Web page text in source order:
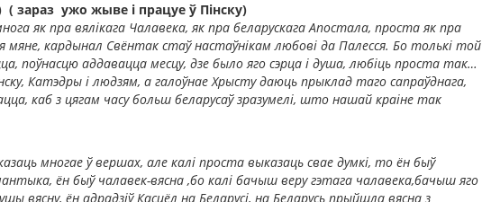
( зараз ужо жыве і працуе ў Пінску)
як пра вялікага Чалавека, як пра беларускага Апостала, проста як пра
мяне, кардынал Свёнтак стаў настаўнікам любові да Палесся. Бо толькі той
поўнасцю аддавацца месцу, дзе было яго сэрца і душа, любіць проста так…
Катэдры і людзям, а галоўнае Хрысту даюць прыклад таго сапраўднага,
каб з цягам часу больш беларусаў зразумелі, што нашай краіне так
многае ў вершах, але калі проста выказаць свае думкі, то ён быў
ён быў чалавек-вясна ,бо калі бачыш веру гэтага чалавека,бачыш яго
вясну, ён адрадзіў Касцёл на Беларусі, на Беларусь прыйшла вясна з